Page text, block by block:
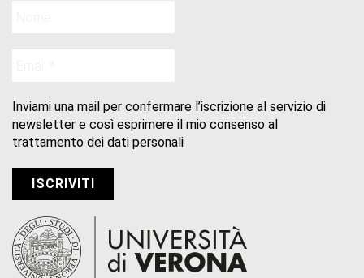
Inviami una mail per confermare l’iscrizione al servizio di
newsletter e così esprimere il mio consenso al
trattamento dei dati personali